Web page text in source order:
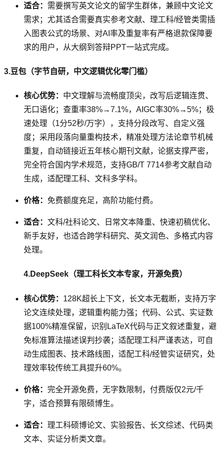
适合： 需要撰写英文论文的留学生群体，兼顾中文论文
需求；尤其适合需要真实参考文献、理工科/经管类需插
入图表公式的场景、对AI率及重复率有严格退款保障要
求的用户，从大纲到答辩PPT一站式完成。
3.豆包（字节自研，中文逻辑优化零门槛）
核心优势： 中文理解与流畅度顶尖，改写后逻辑连贯、
无口语化；查重率38%→7.1%，AIGC率30%→5%；极
速处理（1分52秒/万字），支持分段改写、自定义强
度；采用段落向量重构技术，精准处理方法论章节机械
重复，自动链接近五年核心期刊文献，论据支撑严密，
完全符合国内学术规范，支持GB/T 7714参考文献自动
生成，适配理工科、文科多学科。
价格： 免费额度充足，高阶功能付费。
适合： 文科/社科论文、日常文本降重、快速初稿优化、
新手友好，也适合跨学科研究、英文润色、多格式内容
处理。
4.DeepSeek（理工科长文本专家，开源免费）
核心优势： 128K超长上下文，长文本无截断，支持万字
论文连续处理，逻辑重构能力强；代码、公式、实证数
据100%精准保留，识别LaTeX代码与正文叙述重复，避
免标准算法描述误判抄袭；适配理工科严谨表达，可自
动生成图表、技术路线图，适配工科/经管实证研究，处
理效率较传统工具提升60%。
价格： 完全开源免费，无字数限制，付费版仅2元/千
字，适合预算有限硕博生。
适合： 理工科硕博论文、实验报告、长文综述、代码类
文本、实证分析类文章。